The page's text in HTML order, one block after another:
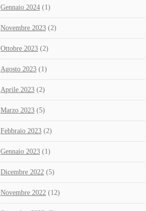
Gennaio 2024 (1)
Novembre 2023 (2)
Ottobre 2023 (2)
Agosto 2023 (1)
Aprile 2023 (2)
Marzo 2023 (5)
Febbraio 2023 (2)
Gennaio 2023 (1)
Dicembre 2022 (5)
Novembre 2022 (12)